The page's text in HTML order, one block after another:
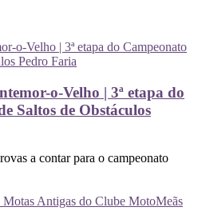
o-Velho | 3ª etapa do
Saltos de Obstáculos
a contar para o campeonato